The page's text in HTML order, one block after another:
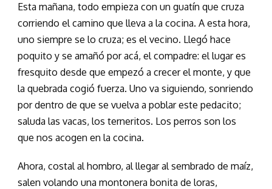
Esta mañana, todo empieza con un guatín que cruza
corriendo el camino que lleva a la cocina. A esta hora,
uno siempre se lo cruza; es el vecino. Llegó hace
poquito y se amañó por acá, el compadre: el lugar es
fresquito desde que empezó a crecer el monte, y que
la quebrada cogió fuerza. Uno va siguiendo, sonriendo
por dentro de que se vuelva a poblar este pedacito;
saluda las vacas, los terneritos. Los perros son los
que nos acogen en la cocina.
Ahora, costal al hombro, al llegar al sembrado de maíz,
salen volando una montonera bonita de loras,